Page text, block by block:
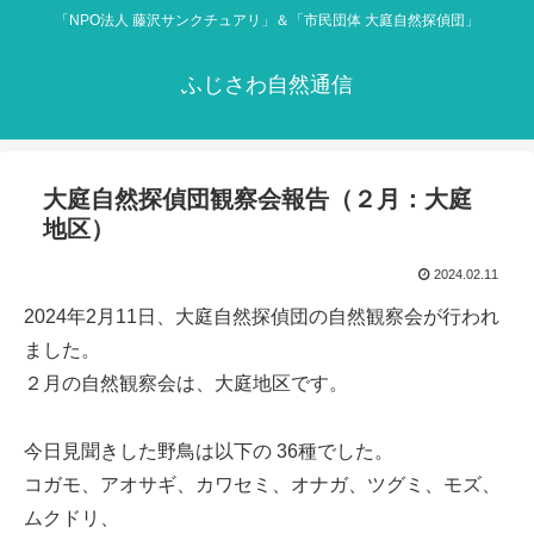
「NPO法人 藤沢サンクチュアリ」＆「市民団体 大庭自然探偵団」
ふじさわ自然通信
大庭自然探偵団観察会報告（２月：大庭
地区）
2024.02.11
2024年2月11日、大庭自然探偵団の自然観察会が行われ
ました。
２月の自然観察会は、大庭地区です。
今日見聞きした野鳥は以下の 36種でした。
コガモ、アオサギ、カワセミ、オナガ、ツグミ、モズ、
ムクドリ、